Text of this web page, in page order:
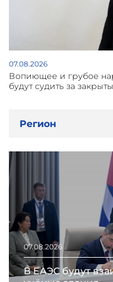
07.08.2026
Вопиющее и грубое
будут судить за
Регион
07.08.2026
В ЕАЭС будут